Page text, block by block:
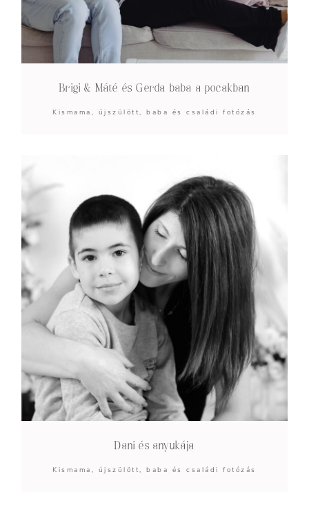
Brigi & Máté és Gerda baba a pocakban
Kismama, újszülött, baba és családi fotózás
Dani és anyukája
Kismama, újszülött, baba és családi fotózás